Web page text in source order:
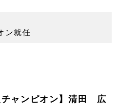
ン就任
チャンピオン】清田 広